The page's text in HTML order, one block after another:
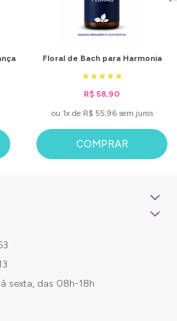
Floral de Bach para Harmonia
R$ 58,90
ou 1x de R$ 55,96 sem juros
COMPRAR
sexta, das 08h-18h